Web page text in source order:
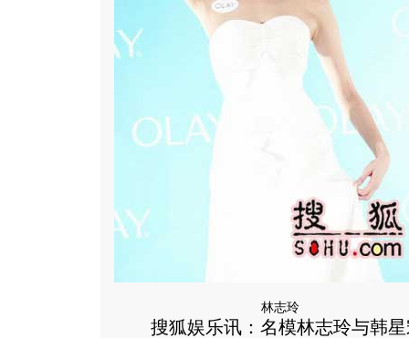
林志玲
搜狐娱乐讯：名模林志玲与韩星